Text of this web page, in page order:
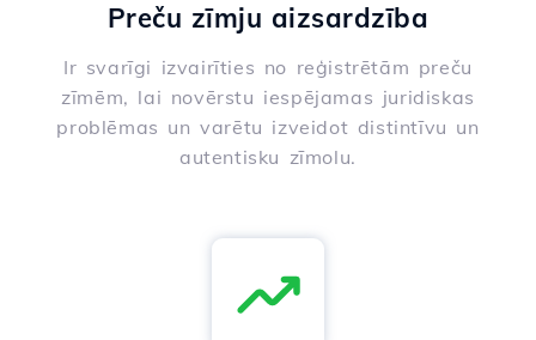
Preču zīmju aizsardzība
Ir svarīgi izvairīties no reģistrētām preču
zīmēm, lai novērstu iespējamas juridiskas
problēmas un varētu izveidot distintīvu un
autentisku zīmolu.